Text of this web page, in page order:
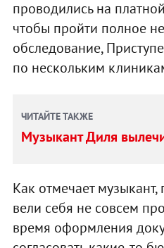
проводились на
чтобы пройти полное
обследование,
по нескольким
ЧИТАЙТЕ ТАКЖЕ
Музыкант Диля
Как отмечает
вели себя не совсем
время оформления